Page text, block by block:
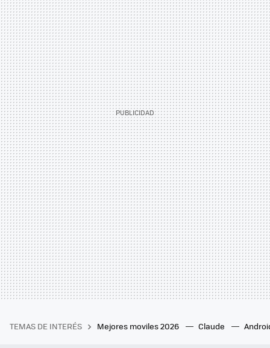
TEMAS DE INTERÉS Mejores moviles 2026 Claude